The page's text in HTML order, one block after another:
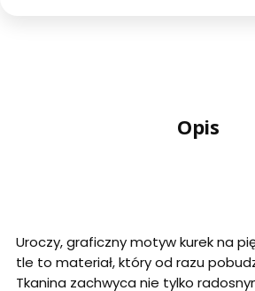
Opis
Uroczy, graficzny motyw kurek na
tle to materiał, który od razu
Tkanina zachwyca nie tylko